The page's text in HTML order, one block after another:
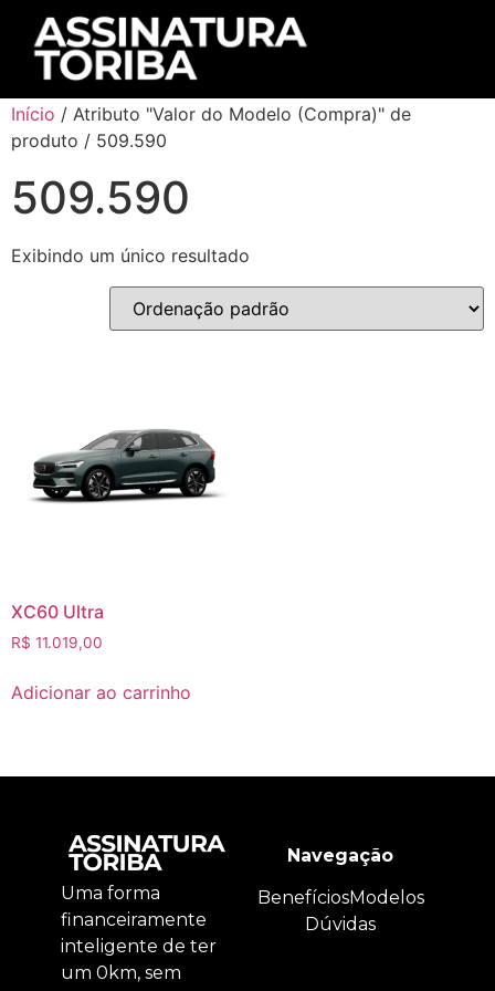
Início / Atributo "Valor do Modelo (Compra)" de
produto / 509.590
509.590
Exibindo um único resultado
XC60 Ultra
R$ 11.019,00
Adicionar ao carrinho
Uma forma
financeiramente
inteligente de ter
um 0km, sem
Navegação
BenefíciosModelos
Dúvidas